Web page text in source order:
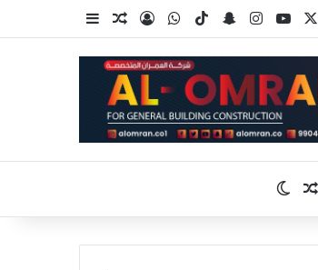
فيسبوك ‫YouTubeانستقرامسناب تشات
‫TikTok واتسابتسجيل الدخولمقال عشوائي
مقال عشوائي